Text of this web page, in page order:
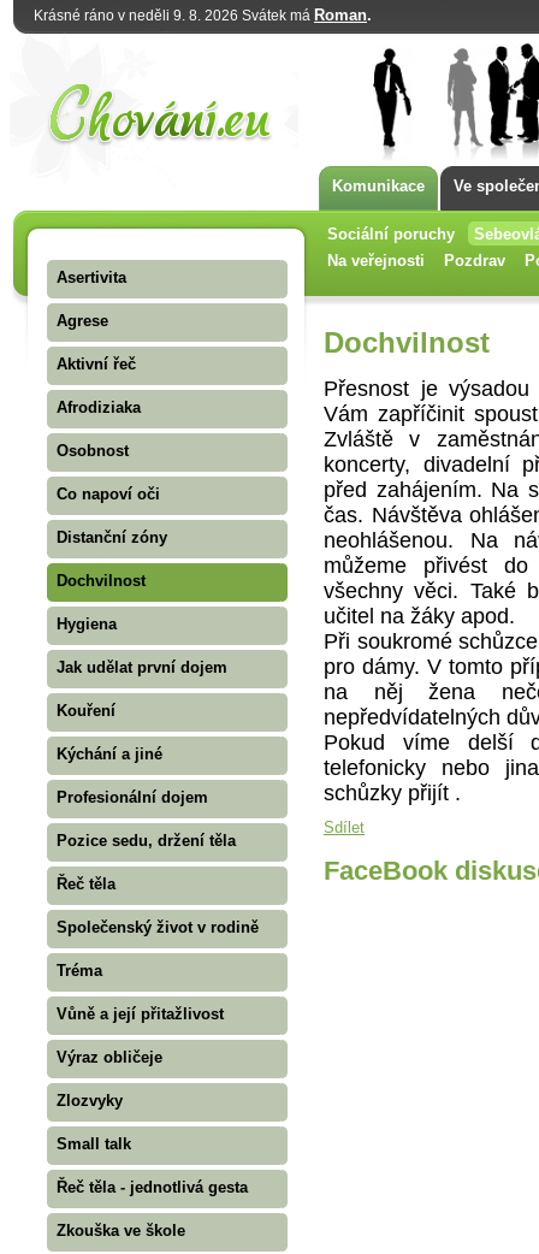
Krásné ráno v neděli 9. 8. 2026 Svátek má Roman.
Komunikace Ve
Sociální poruchy
Na veřejnosti
Pozdrav
Asertivita
Agrese
Aktivní řeč
Afrodiziaka
Osobnost
Co napoví oči
Distanční zóny
Dochvilnost
Hygiena
Jak udělat první dojem
Kouření
Kýchání a jiné
Profesionální dojem
Pozice sedu, držení těla
Řeč těla
Společenský život v rodině
Tréma
Vůně a její přitažlivost
Výraz obličeje
Zlozvyky
Small talk
Řeč těla - jednotlivá gesta
Zkouška ve škole
Dochvilnost
Přesnost je
Vám zapříčinit
Zvláště v
koncerty, divadelní
před zahájením. Na
čas. Návštěva
neohlášenou. Na
můžeme přivést
všechny věci. Také
učitel na žáky apod.
Při soukromé
pro dámy. V tomto
na něj žena
nepředvídatelných
Pokud víme delší
telefonicky nebo
schůzky přijít .
Sdílet
FaceBook